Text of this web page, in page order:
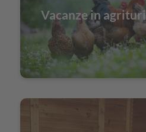
Vacanze in